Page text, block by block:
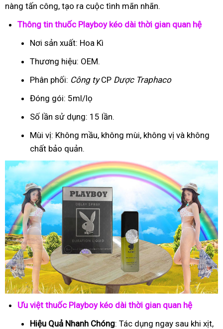
nàng tấn công, tạo ra cuộc tình mãn nhãn.
Thông tin thuốc Playboy kéo dài thời gian quan hệ
Nơi sản xuất: Hoa Kì
Thương hiệu: OEM.
Phân phối: Công tyCP Dược Traphaco
Đóng gói: 5ml/lọ
Số lần sử dụng: 15 lần.
Mùi vị: Không mầu, không mùi, không vị và không
chất bảo quản.
Ưu việt thuốc Playboy kéo dài thời gian quan hệ
Hiệu Quả Nhanh Chóng: Tác dụng ngay sau khi xịt,